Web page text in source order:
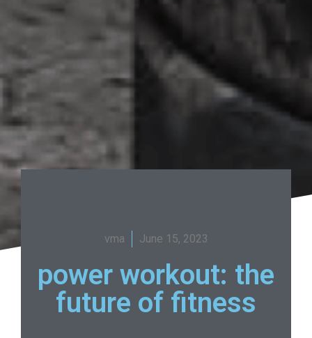
vma June 15, 2023
power workout: the
future of fitness